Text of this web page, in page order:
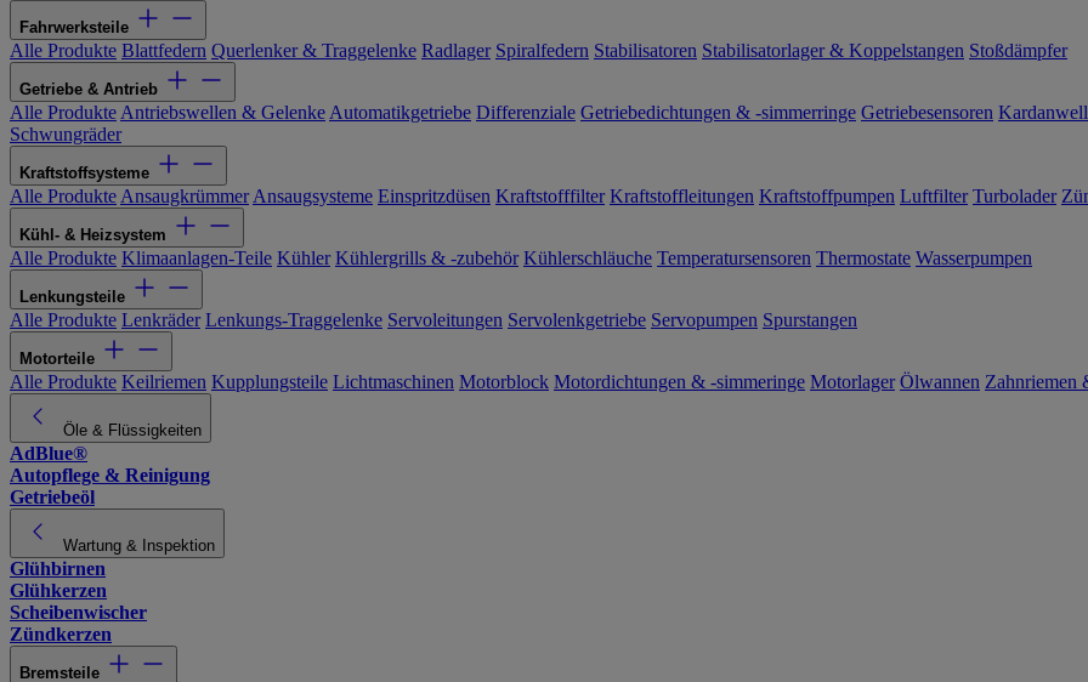
Fahrwerksteile
Alle Produkte Blattfedern Querlenker & Traggelenke Radlager Spiralfedern Stabilisatoren Stabilisatorlager & Koppelstangen Stoßdämpfer
Getriebe & Antrieb
Alle Produkte Antriebswellen & Gelenke Automatikgetriebe Differenziale Getriebedichtungen & -simmerringe Getriebesensoren
Schwungräder
Kraftstoffsysteme
Alle Produkte Ansaugkrümmer Ansaugsysteme Einspritzdüsen Kraftstofffilter Kraftstoffleitungen Kraftstoffpumpen Luftfilter Turbolader
Kühl- & Heizsystem
Alle Produkte Klimaanlagen-Teile Kühler Kühlergrills & -zubehör Kühlerschläuche Temperatursensoren Thermostate Wasserpumpen
Lenkungsteile
Alle Produkte Lenkräder Lenkungs-Traggelenke Servoleitungen Servolenkgetriebe Servopumpen Spurstangen
Motorteile
Alle Produkte Keilriemen Kupplungsteile Lichtmaschinen Motorblock Motordichtungen & -simmeringe Motorlager Ölwannen Zahnriemen
Öle & Flüssigkeiten
AdBlue®
Autopflege & Reinigung
Getriebeöl
Wartung & Inspektion
Glühbirnen
Glühkerzen
Scheibenwischer
Zündkerzen
Bremsteile